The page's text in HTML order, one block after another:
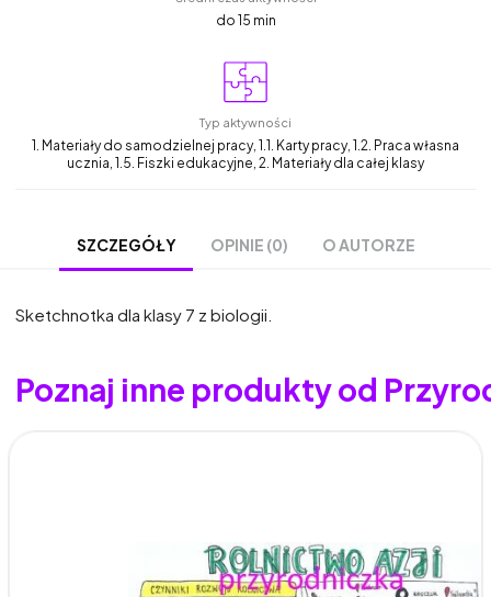
do 15 min
Typ aktywności
1. Materiały do samodzielnej pracy, 1.1. Karty pracy, 1.2. Praca własna
ucznia, 1.5. Fiszki edukacyjne, 2. Materiały dla całej klasy
SZCZEGÓŁY OPINIE (0) O AUTORZE
Sketchnotka dla klasy 7 z biologii.
Poznaj inne produkty od